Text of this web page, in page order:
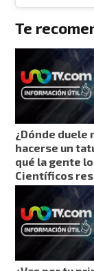
Te
¿Dónde duele
hacerse un
qué la gente
Científicos